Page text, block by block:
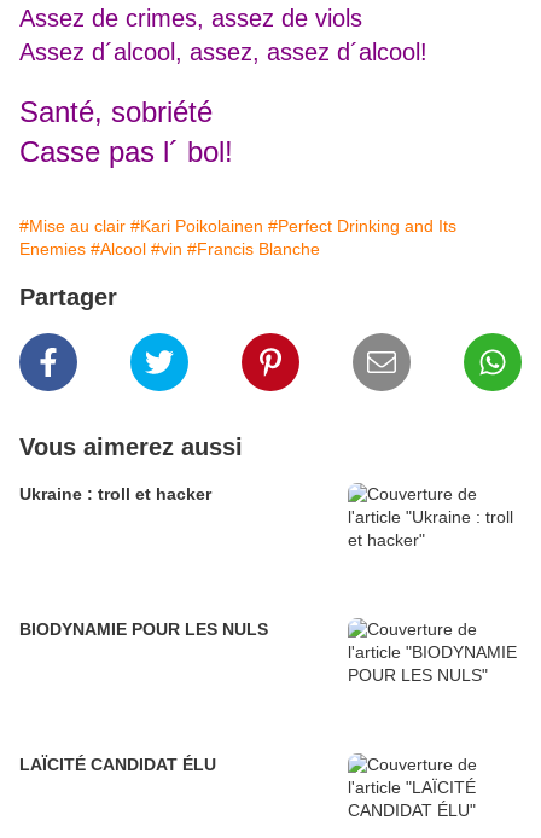
Assez de crimes, assez de viols
Assez d´alcool, assez, assez d´alcool!
Santé, sobriété
Casse pas l´ bol!
#Mise au clair #Kari Poikolainen #Perfect Drinking and Its
Enemies #Alcool #vin #Francis Blanche
Partager
Vous aimerez aussi
Ukraine : troll et hacker
BIODYNAMIE POUR LES NULS
LAÏCITÉ CANDIDAT ÉLU